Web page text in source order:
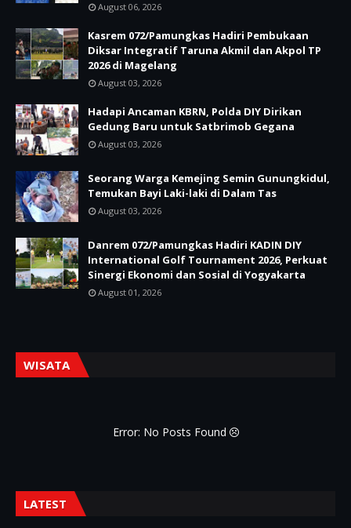
August 06, 2026
Kasrem 072/Pamungkas Hadiri Pembukaan
Diksar Integratif Taruna Akmil dan Akpol TP
2026 di Magelang
August 03, 2026
Hadapi Ancaman KBRN, Polda DIY Dirikan
Gedung Baru untuk Satbrimob Gegana
August 03, 2026
Seorang Warga Kemejing Semin Gunungkidul,
Temukan Bayi Laki-laki di Dalam Tas
August 03, 2026
Danrem 072/Pamungkas Hadiri KADIN DIY
International Golf Tournament 2026, Perkuat
Sinergi Ekonomi dan Sosial di Yogyakarta
August 01, 2026
WISATA
Error: No Posts Found
LATEST